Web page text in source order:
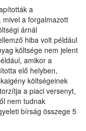
a
a forgalmazott
árnál
hiba volt például
költsége nem jelent
amikor a
elő helyben,
költségeinek
a piaci versenyt,
nem tudnak
bírság összege 5